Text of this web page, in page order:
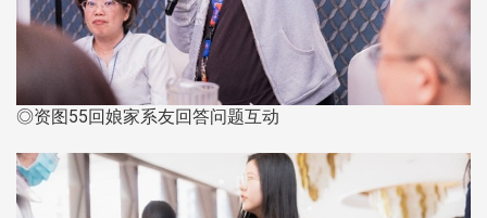
◎资图55回娘家系友回答问题互动